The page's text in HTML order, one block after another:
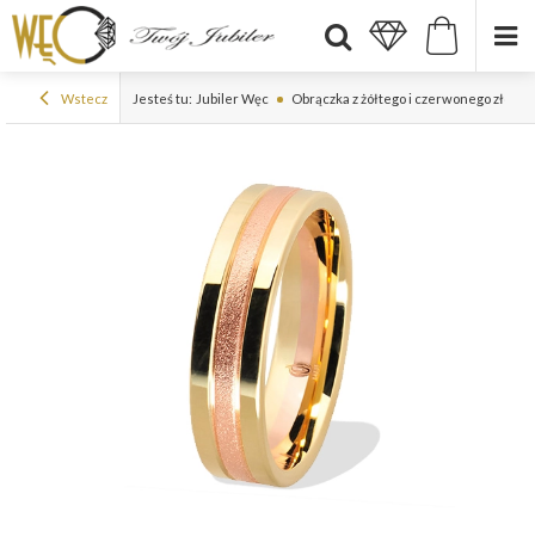
Wstecz Jesteś tu: Jubiler Węc Obrączka z żółtego i czerwonego złota